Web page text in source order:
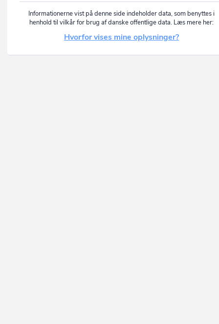
Informationerne vist på denne side indeholder data, som benyttes i
henhold til vilkår for brug af danske offentlige data. Læs mere her:
Hvorfor vises mine oplysninger?